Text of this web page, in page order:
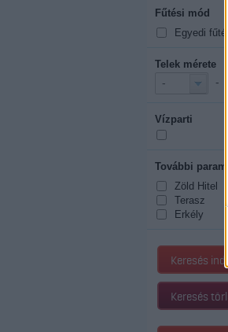
Fűtési mód
Egyedi fűtés
Telek mérete
- -
Vízparti
További
Zöld Hitel
Terasz
Erkély
Keresés
Keresés